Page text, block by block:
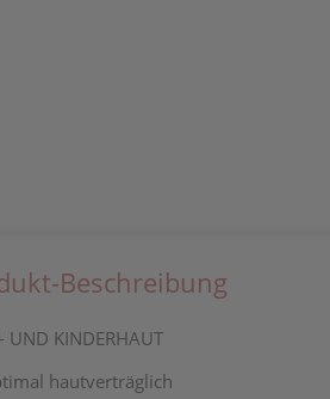
Beschreibung
UND KINDERHAUT
hautverträglich